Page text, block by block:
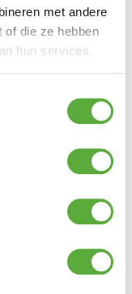
met andere
of die ze hebben
hun services.
Large
Bastard
kleiner dan
modellen
zolang de